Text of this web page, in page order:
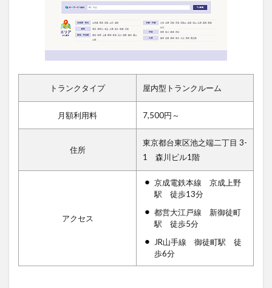
トランクタイプ 屋内型トランクルーム
月額利用料 7,500円～
住所
東京都台東区池之端二丁目 3-
1 森川ビル1階
アクセス
京成電鉄本線 京成上野
駅 徒歩13分
都営大江戸線 新御徒町
駅 徒歩5分
JR山手線 御徒町駅 徒
歩6分